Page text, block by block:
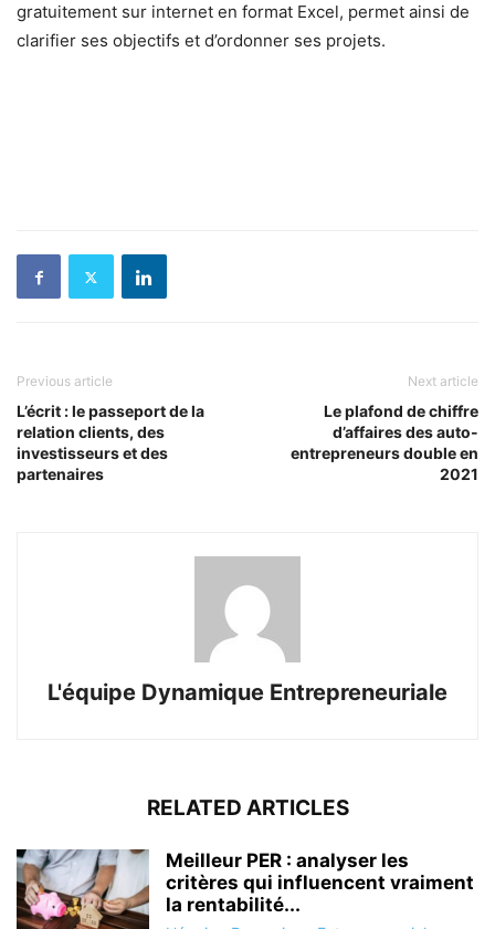
gratuitement sur internet en format Excel, permet ainsi de
clarifier ses objectifs et d’ordonner ses projets.
Previous article
L’écrit : le passeport de la
relation clients, des
investisseurs et des
partenaires
Next article
Le plafond de chiffre
d’affaires des auto-
entrepreneurs double en
2021
L'équipe Dynamique Entrepreneuriale
RELATED ARTICLES
Meilleur PER : analyser les
critères qui influencent vraiment
la rentabilité...